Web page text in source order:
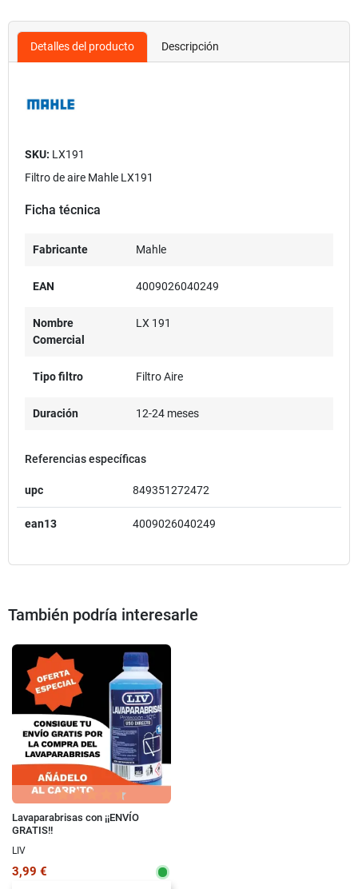
Detalles del producto Descripción
SKU: LX191
Filtro de aire Mahle LX191
Ficha técnica
Fabricante Mahle
EAN 4009026040249
Nombre
Comercial
LX 191
Tipo filtro Filtro Aire
Duración 12-24 meses
Referencias específicas
upc 849351272472
ean13 4009026040249
También podría interesarle
Lavaparabrisas con ¡¡ENVÍO
GRATIS!!
LIV
3,99 €